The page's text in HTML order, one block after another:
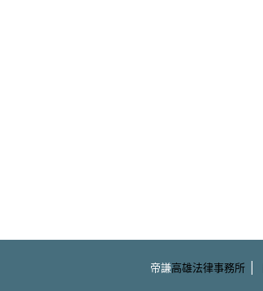
帝謙高雄法律事務所 |